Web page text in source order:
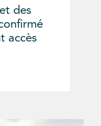
des
accès